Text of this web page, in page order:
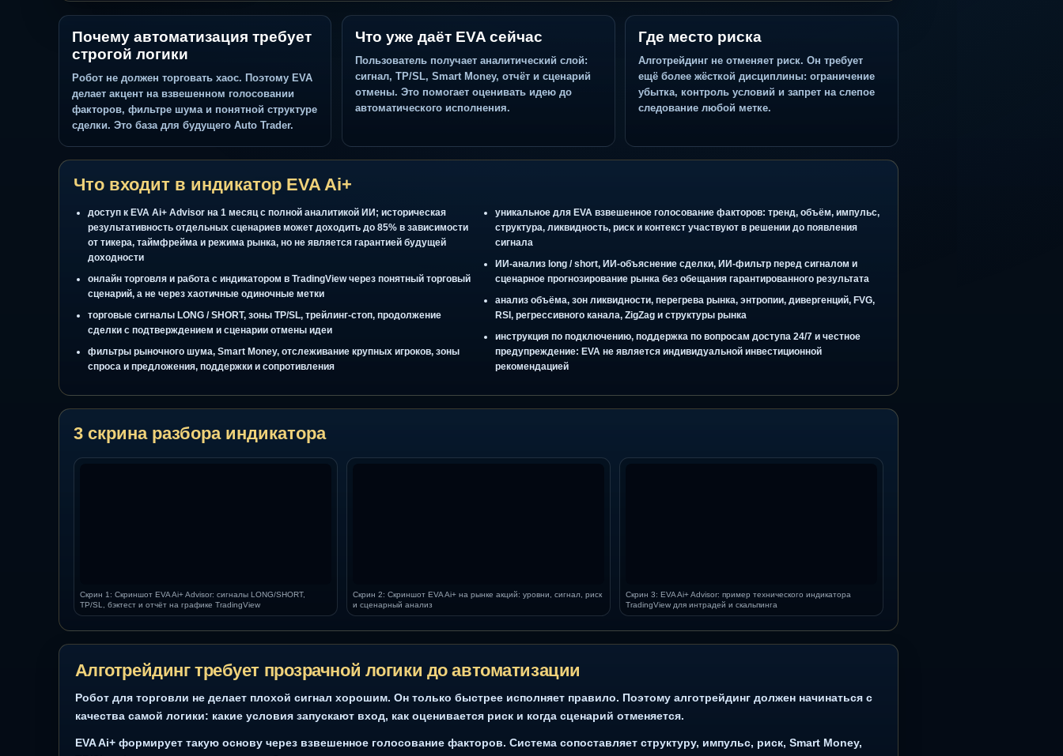
Почему автоматизация требует
строгой логики
Робот не должен торговать хаос. Поэтому EVA
делает акцент на взвешенном голосовании
сделки. Это база для будущего Auto Trader.
Что уже даёт EVA сейчас
Пользователь получает аналитический слой:
отмены. Это помогает оценивать идею до
автоматического исполнения.
Где место риска
Алготрейдинг не отменяет риск. Он требует
убытка, контроль условий и запрет на слепое
следование любой метке.
Что входит в индикатор EVA Ai+
доступ к EVA Ai+ Advisor на 1 месяц с полной аналитикой ИИ; историческая
результативность отдельных сценариев может доходить до 85% в зависимости
от тикера, таймфрейма и режима рынка, но не является гарантией будущей
доходности
онлайн торговля и работа с индикатором в TradingView через понятный торговый
сценарий, а не через хаотичные одиночные метки
торговые сигналы LONG / SHORT, зоны TP/SL, трейлинг-стоп, продолжение
сделки с подтверждением и сценарии отмены идеи
фильтры рыночного шума, Smart Money, отслеживание крупных игроков, зоны
уникальное для EVA взвешенное голосование факторов: тренд, объём, импульс,
структура, ликвидность, риск и контекст участвуют в решении до появления
сигнала
ИИ-анализ long / short, ИИ-объяснение сделки, ИИ-фильтр перед сигналом и
сценарное прогнозирование рынка без обещания гарантированного результата
RSI, регрессивного канала, ZigZag и структуры рынка
инструкция по подключению, поддержка по вопросам доступа 24/7 и честное
Скрин 1: Скриншот EVA Ai+ Advisor: сигналы LONG/SHORT,
TP/SL, бэктест и отчёт на графике TradingView
Скрин 2: Скриншот EVA Ai+ на рынке акций: уровни, сигнал, риск
и сценарный анализ
Скрин 3: EVA Ai+ Advisor: пример технического индикатора